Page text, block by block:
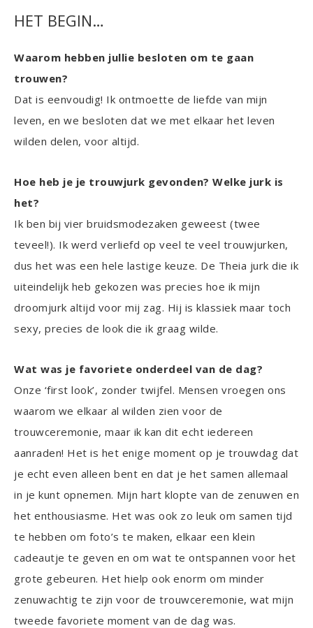
HET BEGIN…
Waarom hebben jullie besloten om te gaan
trouwen?
Dat is eenvoudig! Ik ontmoette de liefde van mijn
leven, en we besloten dat we met elkaar het leven
wilden delen, voor altijd.
Hoe heb je je trouwjurk gevonden? Welke jurk is
het?
Ik ben bij vier bruidsmodezaken geweest (twee
teveel!). Ik werd verliefd op veel te veel trouwjurken,
dus het was een hele lastige keuze. De Theia jurk die ik
uiteindelijk heb gekozen was precies hoe ik mijn
droomjurk altijd voor mij zag. Hij is klassiek maar toch
sexy, precies de look die ik graag wilde.
Wat was je favoriete onderdeel van de dag?
Onze ‘first look’, zonder twijfel. Mensen vroegen ons
waarom we elkaar al wilden zien voor de
trouwceremonie, maar ik kan dit echt iedereen
aanraden! Het is het enige moment op je trouwdag dat
je echt even alleen bent en dat je het samen allemaal
in je kunt opnemen. Mijn hart klopte van de zenuwen en
het enthousiasme. Het was ook zo leuk om samen tijd
te hebben om foto’s te maken, elkaar een klein
cadeautje te geven en om wat te ontspannen voor het
grote gebeuren. Het hielp ook enorm om minder
zenuwachtig te zijn voor de trouwceremonie, wat mijn
tweede favoriete moment van de dag was.